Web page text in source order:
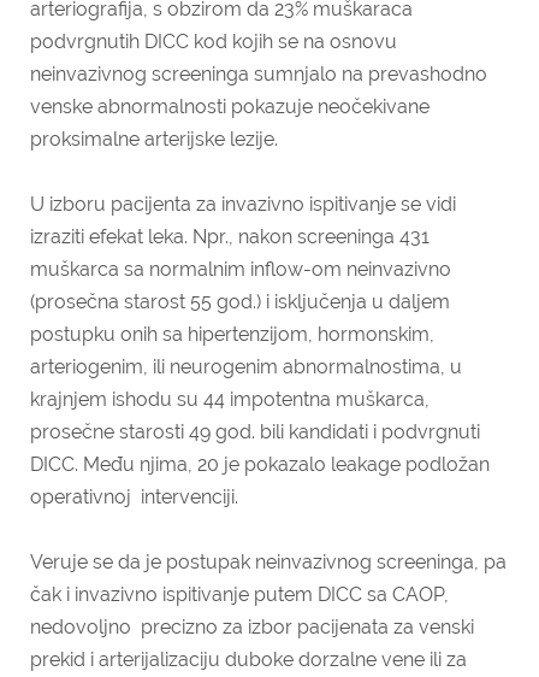
arteriografija, s obzirom da 23% muškaraca
podvrgnutih DICC kod kojih se na osnovu
neinvazivnog screeninga sumnjalo na prevashodno
venske abnormalnosti pokazuje neočekivane
proksimalne arterijske lezije.
U izboru pacijenta za invazivno ispitivanje se vidi
izraziti efekat leka. Npr., nakon screeninga 431
muškarca sa normalnim inflow-om neinvazivno
(prosečna starost 55 god.) i isključenja u daljem
postupku onih sa hipertenzijom, hormonskim,
arteriogenim, ili neurogenim abnormalnostima, u
krajnjem ishodu su 44 impotentna muškarca,
prosečne starosti 49 god. bili kandidati i podvrgnuti
DICC. Među njima, 20 je pokazalo leakage podložan
operativnoj intervenciji.
Veruje se da je postupak neinvazivnog screeninga, pa
čak i invazivno ispitivanje putem DICC sa CAOP,
nedovoljno precizno za izbor pacijenata za venski
prekid i arterijalizaciju duboke dorzalne vene ili za